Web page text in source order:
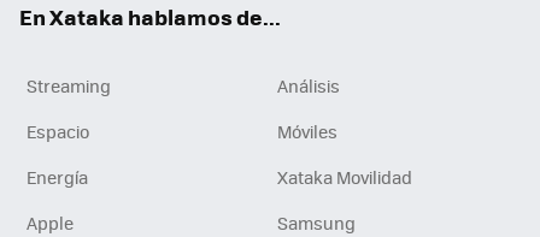
En Xataka hablamos de...
Streaming
Análisis
Espacio
Móviles
Energía
Xataka Movilidad
Apple
Samsung